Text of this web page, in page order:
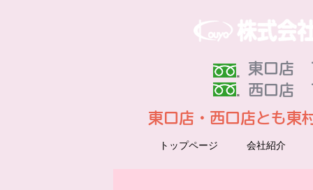
東口店
西口店
東口店・西口店とも
トップページ 会社紹介